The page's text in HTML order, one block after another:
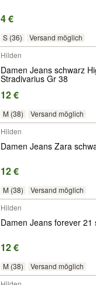
4 €
S (36) Versand möglich
Hilden
Damen Jeans schwarz
Stradivarius Gr 38
12 €
M (38) Versand möglich
Hilden
Damen Jeans Zara
12 €
M (38) Versand möglich
Hilden
Damen Jeans forever 21
12 €
M (38)
Versand möglich